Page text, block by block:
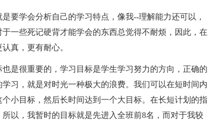
要学会分析自己的学习特点，像我--理解能力还可以，
一些死记硬背才能学会的东西总觉得不耐烦，因此，在
真，更有耐心。
是很重要的，学习目标是学生学习努力的方向，正确的
习，就是对时光一种极大的浪费。我们可以在短时间内
小目标，然后长时间达到一个大目标。在长短计划的指
以，我暂时的目标就是先进入全班前8名，而对于我较